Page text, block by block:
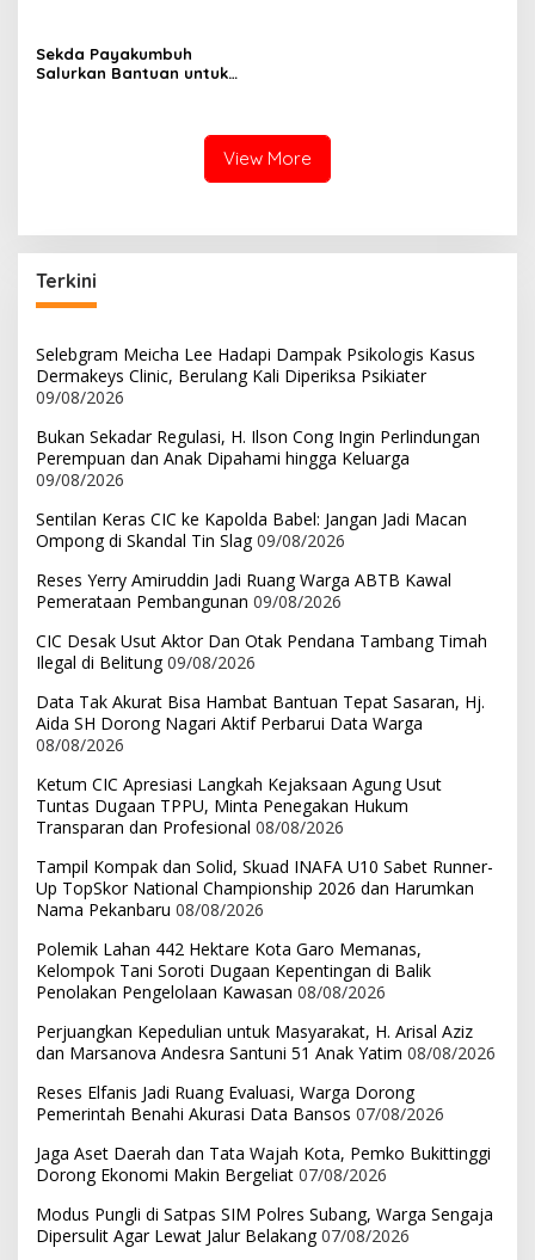
Sekda Payakumbuh
Salurkan Bantuan untuk
View More
Terkini
Selebgram Meicha Lee Hadapi Dampak Psikologis Kasus
Dermakeys Clinic, Berulang Kali Diperiksa Psikiater
09/08/2026
Bukan Sekadar Regulasi, H. Ilson Cong Ingin Perlindungan
Perempuan dan Anak Dipahami hingga Keluarga
09/08/2026
Sentilan Keras CIC ke Kapolda Babel: Jangan Jadi Macan
Ompong di Skandal Tin Slag 09/08/2026
Reses Yerry Amiruddin Jadi Ruang Warga ABTB Kawal
Pemerataan Pembangunan 09/08/2026
CIC Desak Usut Aktor Dan Otak Pendana Tambang Timah
Ilegal di Belitung 09/08/2026
Data Tak Akurat Bisa Hambat Bantuan Tepat Sasaran, Hj.
Aida SH Dorong Nagari Aktif Perbarui Data Warga
08/08/2026
Ketum CIC Apresiasi Langkah Kejaksaan Agung Usut
Tuntas Dugaan TPPU, Minta Penegakan Hukum
Transparan dan Profesional 08/08/2026
Tampil Kompak dan Solid, Skuad INAFA U10 Sabet Runner-
Up TopSkor National Championship 2026 dan Harumkan
Nama Pekanbaru 08/08/2026
Polemik Lahan 442 Hektare Kota Garo Memanas,
Kelompok Tani Soroti Dugaan Kepentingan di Balik
Penolakan Pengelolaan Kawasan 08/08/2026
Perjuangkan Kepedulian untuk Masyarakat, H. Arisal Aziz
dan Marsanova Andesra Santuni 51 Anak Yatim 08/08/2026
Reses Elfanis Jadi Ruang Evaluasi, Warga Dorong
Pemerintah Benahi Akurasi Data Bansos 07/08/2026
Jaga Aset Daerah dan Tata Wajah Kota, Pemko Bukittinggi
Dorong Ekonomi Makin Bergeliat 07/08/2026
Modus Pungli di Satpas SIM Polres Subang, Warga Sengaja
Dipersulit Agar Lewat Jalur Belakang 07/08/2026